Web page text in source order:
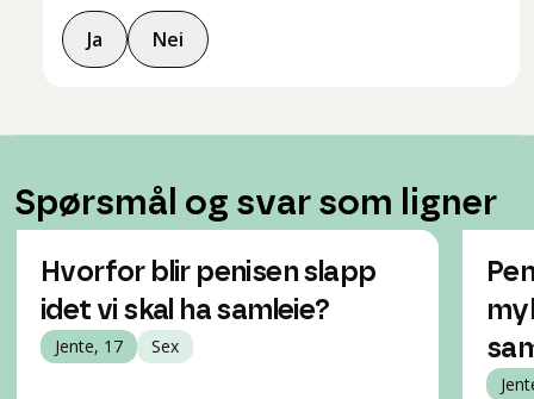
Ja Nei
Spørsmål og svar som ligner
Hvorfor blir penisen slapp
idet vi skal ha samleie?
Jente, 17 Sex